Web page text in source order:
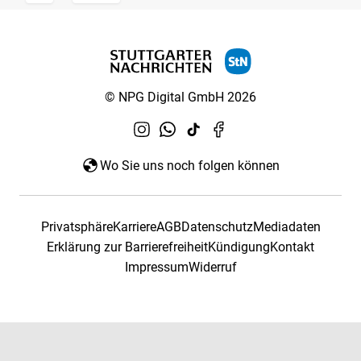
© NPG Digital GmbH 2026
Wo Sie uns noch folgen können
PrivatsphäreKarriereAGBDatenschutzMediadaten
Erklärung zur BarrierefreiheitKündigungKontakt
ImpressumWiderruf